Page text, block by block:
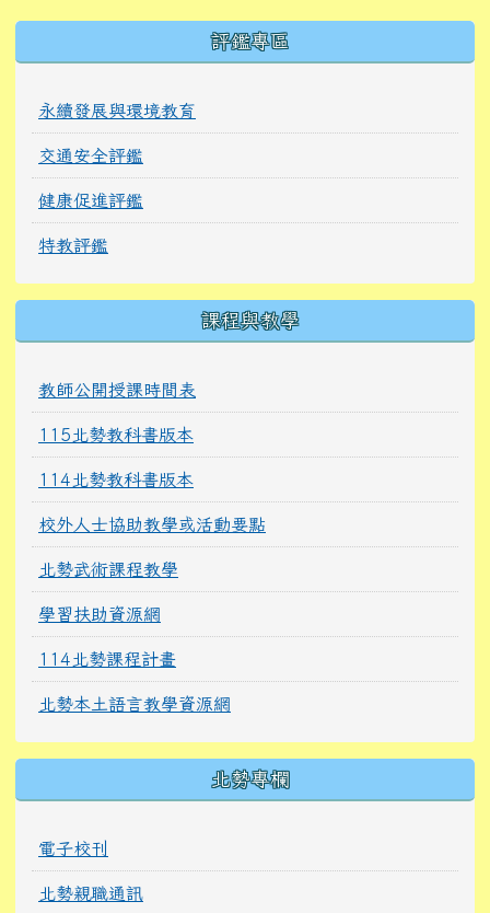
評鑑專區
永續發展與環境教育
交通安全評鑑
健康促進評鑑
特教評鑑
課程與教學
教師公開授課時間表
115北勢教科書版本
114北勢教科書版本
校外人士協助教學或活動要點
北勢武術課程教學
學習扶助資源網
114北勢課程計畫
北勢本土語言教學資源網
北勢專欄
電子校刊
北勢親職通訊